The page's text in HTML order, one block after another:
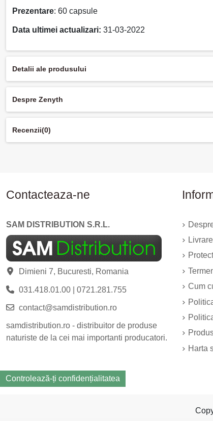
Prezentare: 60 capsule
Data ultimei actualizari: 31-03-2022
Detalii ale produsului
Despre Zenyth
Recenzii(0)
Contacteaza-ne
SAM DISTRIBUTION S.R.L.
Dimieni 7, Bucuresti, Romania
031.418.01.00| 0721.281.755
contact@samdistribution.ro
samdistribution.ro - distribuitor de produse
naturiste de la cei mai importanti producatori.
Cum
Harta
Controlează-ți confidențialitatea